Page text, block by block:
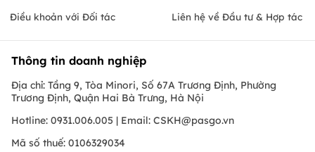
Điều khoản với Đối tác
Liên hệ về Đầu tư & Hợp tác
Thông tin doanh nghiệp
Địa chỉ: Tầng 9, Tòa Minori, Số 67A Trương Định, Phường
Trương Định, Quận Hai Bà Trưng, Hà Nội
Hotline: 0931.006.005 | Email: CSKH@pasgo.vn
Mã số thuế: 0106329034